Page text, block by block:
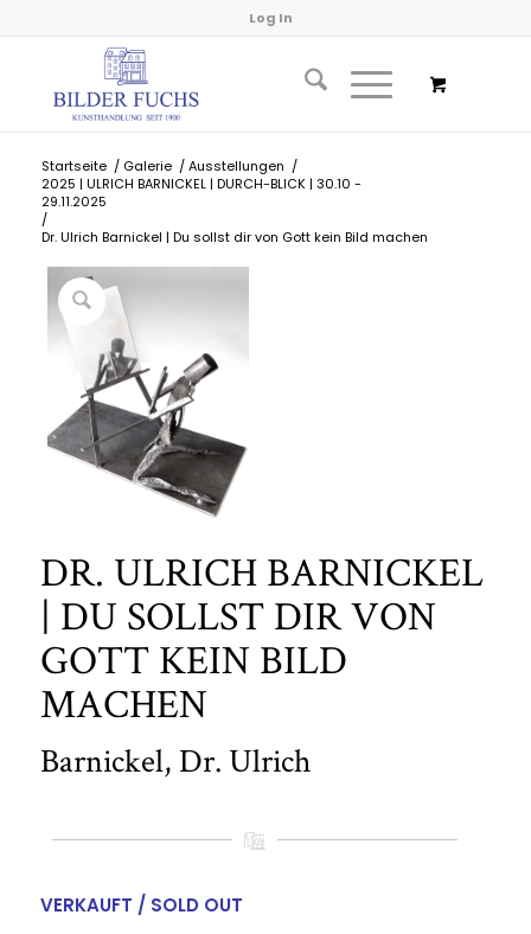
Log In
Startseite / Galerie / Ausstellungen /
2025 | ULRICH BARNICKEL | DURCH-BLICK | 30.10 -
29.11.2025
/
Dr. Ulrich Barnickel | Du sollst dir von Gott kein Bild machen
DR. ULRICH BARNICKEL
| DU SOLLST DIR VON
GOTT KEIN BILD
MACHEN
Barnickel, Dr. Ulrich
VERKAUFT / SOLD OUT